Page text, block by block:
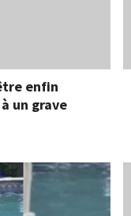
enfin
un grave